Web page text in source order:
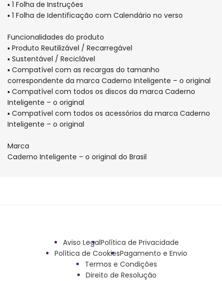
▪ 1 Folha de Instruções
▪ 1 Folha de Identificação com Calendário no verso
Funcionalidades do produto
▪ Produto Reutilizável / Recarregável
▪ Sustentável / Reciclável
▪ Compatível com as recargas do tamanho
correspondente da marca Caderno Inteligente – o original
▪ Compatível com todos os discos da marca Caderno
Inteligente – o original
▪ Compatível com todos os acessórios da marca Caderno
Inteligente – o original
Marca
Caderno Inteligente – o original do Brasil
Aviso LegalPolítica de Privacidade
Política de CookiesPagamento e Envio
Termos e Condições
Direito de Resolução